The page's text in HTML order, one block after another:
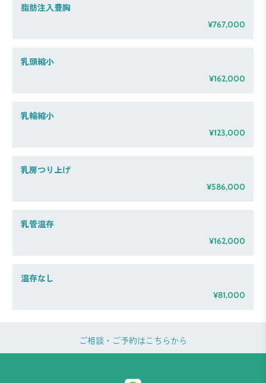
脂肪注入豊胸
¥767,000
乳頭縮小
¥162,000
乳輪縮小
¥123,000
乳房つり上げ
¥586,000
乳管温存
¥162,000
温存なし
¥81,000
ご相談・ご予約はこちらから